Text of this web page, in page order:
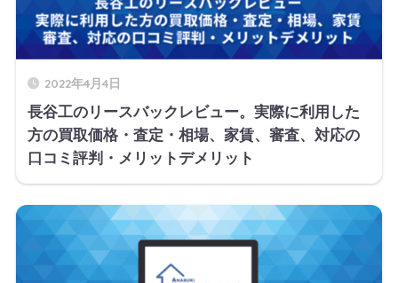
2022年4月4日
長谷工のリースバックレビュー。実際に利用した
方の買取価格・査定・相場、家賃、審査、対応の
口コミ評判・メリットデメリット